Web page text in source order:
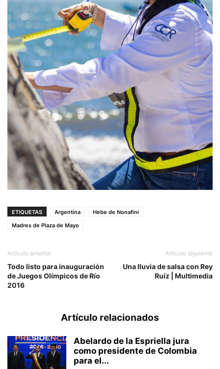
ETIQUETAS Argentina
Hebe de Nonafini
Madres de Plaza de Mayo
Artículo anterior
Todo listo para inauguración
de Juegos Olímpicos de Río
2016
Artículo siguiente
Una lluvia de salsa con Rey
Ruíz | Multimedia
Artículo relacionados
Abelardo de la Espriella jura
como presidente de Colombia
para el...